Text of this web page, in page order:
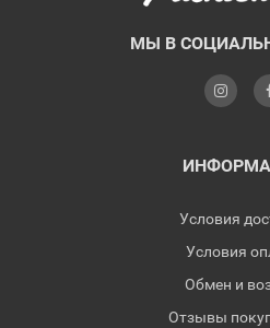
МЫ В
Условия
Условия
Обмен и
Отзывы